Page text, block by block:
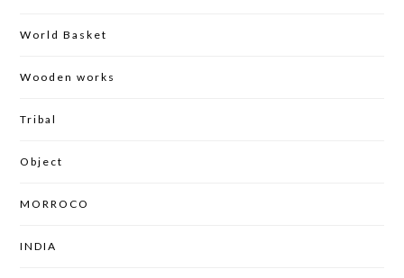
World Basket
Wooden works
Tribal
Object
MORROCO
INDIA